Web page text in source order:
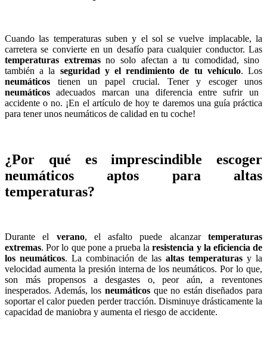
Cuando las temperaturas suben y el sol se vuelve implacable, la
carretera se convierte en un desafío para cualquier conductor. Las
temperaturas extremasno solo afectan a tu comodidad, sino
también a la seguridad y el rendimiento de tu vehículo. Los
neumáticos tienen un papel crucial. Tener y escoger unos
neumáticos adecuados marcan una diferencia entre sufrir un
accidente o no. ¡En el artículo de hoy te daremos una guía práctica
para tener unos neumáticos de calidad en tu coche!
¿Por qué es imprescindible escoger
neumáticos aptos para altas
temperaturas?
Durante el verano, el asfalto puede alcanzartemperaturas
extremas. Por lo que pone a prueba laresistencia y la eficiencia de
los neumáticos. La combinación de las altas temperaturas y la
velocidad aumenta la presión interna de los neumáticos. Por lo que,
son más propensos a desgastes o, peor aún, a reventones
inesperados. Además, los neumáticosque no están diseñados para
soportar el calor pueden perder tracción. Disminuye drásticamente la
capacidad de maniobra y aumenta el riesgo de accidente.